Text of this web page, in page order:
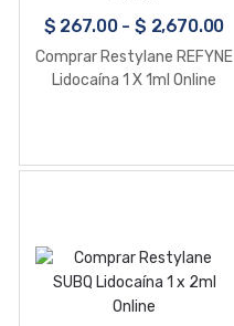
$ 267.00- $ 2,670.00
Comprar Restylane REFYNE
Lidocaína 1 X 1ml Online